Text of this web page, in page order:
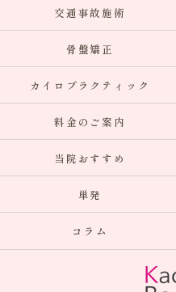
交通事故施術
骨盤矯正
カイロプラクティック
料金のご案内
当院おすすめ
単発
コラム